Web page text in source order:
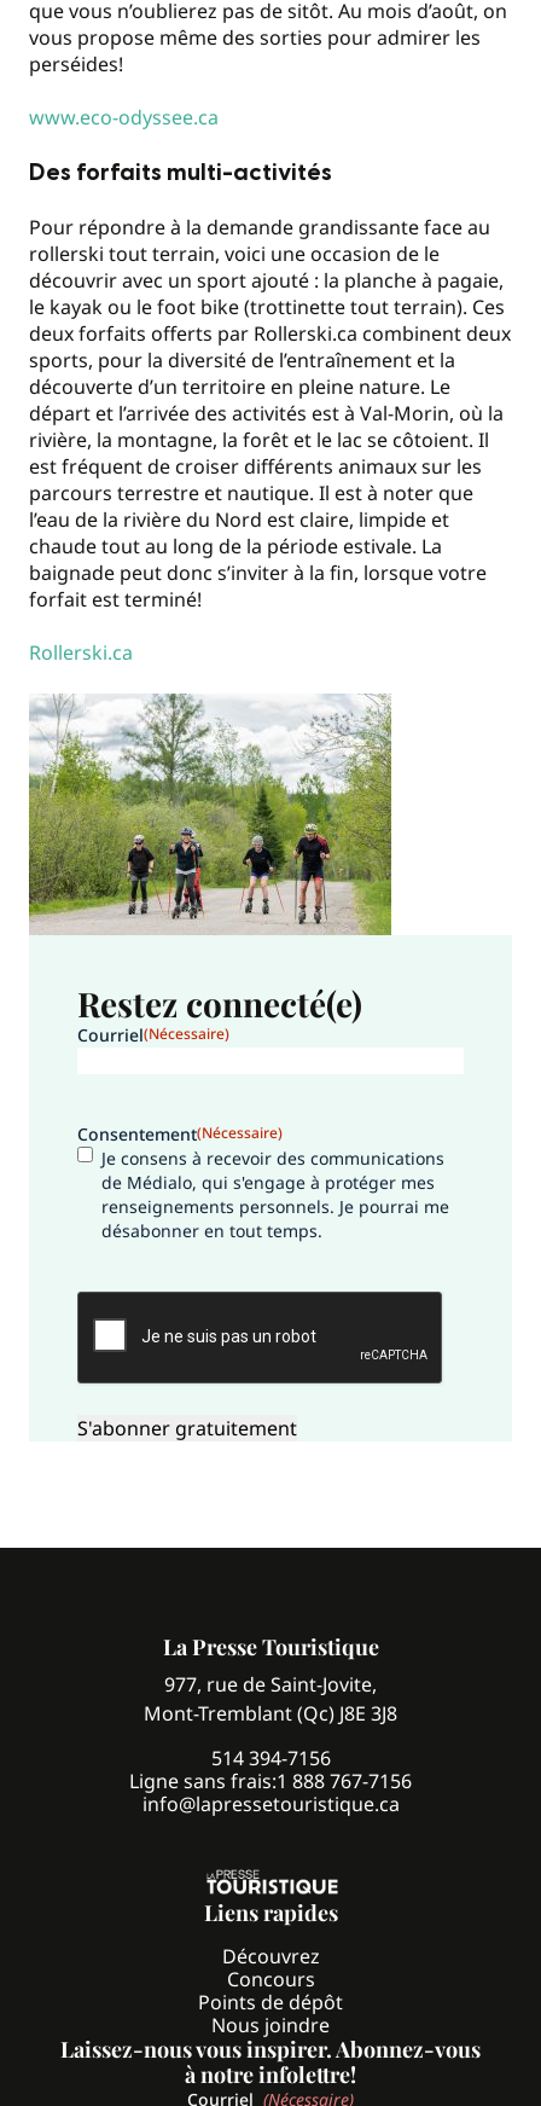
que vous n’oublierez pas de sitôt. Au mois d’août, on
vous propose même des sorties pour admirer les
perséides!
www.eco-odyssee.ca
Des forfaits multi-activités
Pour répondre à la demande grandissante face au
rollerski tout terrain, voici une occasion de le
découvrir avec un sport ajouté : la planche à pagaie,
le kayak ou le foot bike (trottinette tout terrain). Ces
deux forfaits offerts par Rollerski.ca combinent deux
sports, pour la diversité de l’entraînement et la
découverte d’un territoire en pleine nature. Le
départ et l’arrivée des activités est à Val-Morin, où la
rivière, la montagne, la forêt et le lac se côtoient. Il
est fréquent de croiser différents animaux sur les
parcours terrestre et nautique. Il est à noter que
l’eau de la rivière du Nord est claire, limpide et
chaude tout au long de la période estivale. La
baignade peut donc s’inviter à la fin, lorsque votre
forfait est terminé!
Rollerski.ca
Restez connecté(e)
Courriel(Nécessaire)
Consentement(Nécessaire)
Je consens à recevoir des communications
de Médialo, qui s'engage à protéger mes
renseignements personnels. Je pourrai me
désabonner en tout temps.
CAPTCHA
La Presse Touristique
977, rue de Saint-Jovite,
Mont-Tremblant (Qc) J8E 3J8
514 394-7156
Ligne sans frais:1 888 767-7156
info@lapressetouristique.ca
Liens rapides
Découvrez
Concours
Points de dépôt
Nous joindre
Laissez-nous vous inspirer. Abonnez-vous
à notre infolettre!
Courriel (Nécessaire)